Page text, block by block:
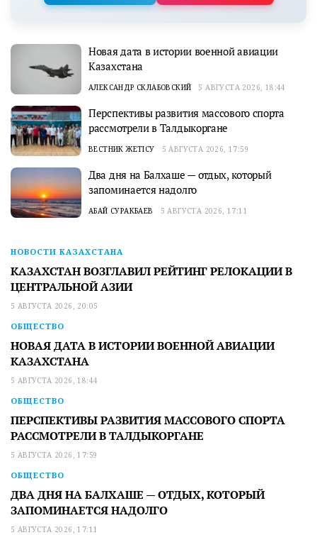
Новая дата в истории военной авиации
Казахстана
АЛЕКСАНДР СКЛАБОВСКИЙ 5 АВГУСТА 2026, 18:44
Перспективы развития массового спорта
рассмотрели в Талдыкоргане
ВЕСТНИК ЖЕТІСУ 5 АВГУСТА 2026, 17:59
Два дня на Балхаше — отдых, который
запоминается надолго
АБАЙ СУРАКБАЕВ 5 АВГУСТА 2026, 17:11
НОВОСТИ КАЗАХСТАНА
КАЗАХСТАН ВОЗГЛАВИЛ РЕЙТИНГ РЕЛОКАЦИИ В
ЦЕНТРАЛЬНОЙ АЗИИ
5 АВГУСТА 2026, 20:05
ОБЩЕСТВО
НОВАЯ ДАТА В ИСТОРИИ ВОЕННОЙ АВИАЦИИ
КАЗАХСТАНА
5 АВГУСТА 2026, 18:44
ОБЩЕСТВО
ПЕРСПЕКТИВЫ РАЗВИТИЯ МАССОВОГО СПОРТА
РАССМОТРЕЛИ В ТАЛДЫКОРГАНЕ
5 АВГУСТА 2026, 17:59
ОБЩЕСТВО
ДВА ДНЯ НА БАЛХАШЕ — ОТДЫХ, КОТОРЫЙ
ЗАПОМИНАЕТСЯ НАДОЛГО
5 АВГУСТА 2026, 17:11